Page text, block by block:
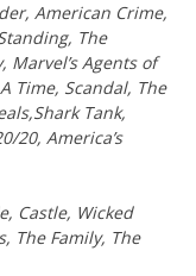
American Crime,
The
Marvel’s Agents of
Time, Scandal, The
Tank,
20, America’s
Castle, Wicked
The Family, The